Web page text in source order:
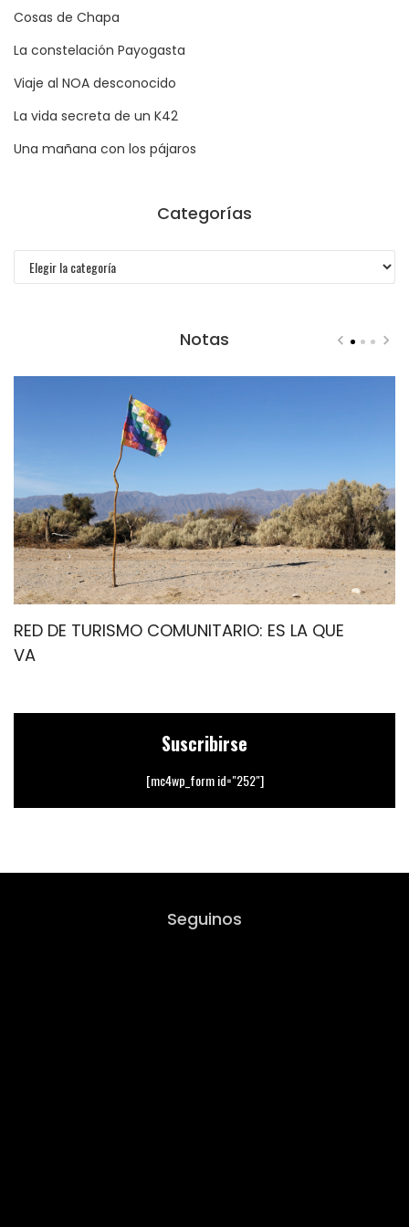
Cosas de Chapa
La constelación Payogasta
Viaje al NOA desconocido
La vida secreta de un K42
Una mañana con los pájaros
Categorías
Notas
RED DE TURISMO COMUNITARIO: ES LA QUE
VA
Suscribirse
[mc4wp_form id="252"]
Seguinos